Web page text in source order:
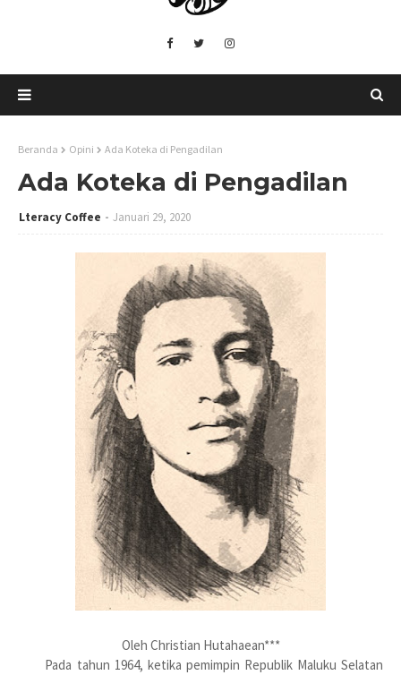
Beranda Opini Ada Koteka di Pengadilan
Ada Koteka di Pengadilan
Lteracy Coffee Januari 29, 2020
Oleh Christian Hutahaean***
Pada tahun 1964, ketika pemimpin Republik Maluku Selatan